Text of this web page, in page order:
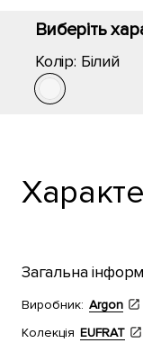
Виберіть
Колір: Білий
Загальна
Виробник: Argon
Колекція EUFRAT